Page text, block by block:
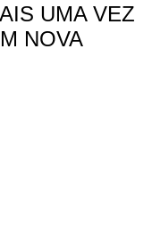
UMA VEZ
NOVA